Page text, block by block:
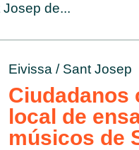
de...
Eivissa / Sant Josep
Ciudadanos
local de
músicos de